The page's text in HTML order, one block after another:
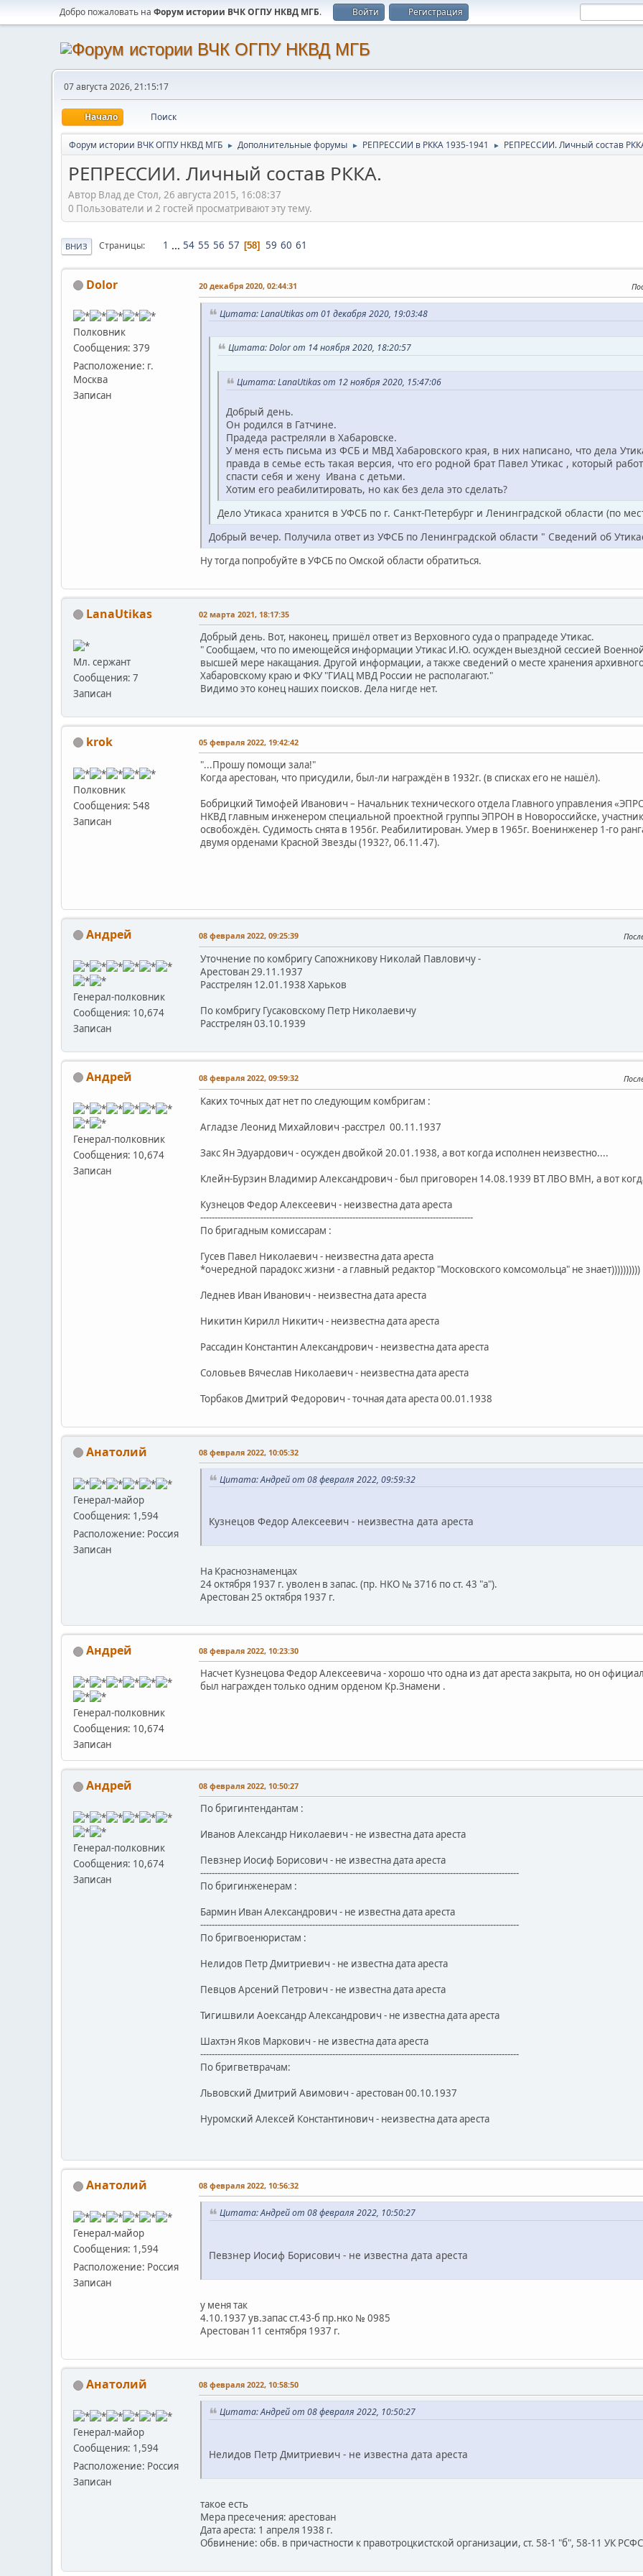
Добро пожаловать на Форум истории ВЧК ОГПУ НКВД МГБ. Войти Регистрация
07 августа 2026, 21:15:17
Начало Поиск
Форум истории ВЧК ОГПУ НКВД МГБ ► Дополнительные форумы ► РЕПРЕССИИ в РККА 1935-1941 ► РЕПРЕССИИ. Личный состав
РЕПРЕССИИ. Личный состав РККА.
Автор Влад де Стол, 26 августа 2015, 16:08:37
0 Пользователи и 2 гостей просматривают эту тему.
ВНИЗ Страницы 1 ... 54 55 56 57 58 59 60 61
Dolor
Полковник
Сообщения: 379
Расположение: г.
Москва
Записан
20 декабря 2020, 02:44:31
Цитата: LanaUtikas от 01 декабря 2020, 19:03:48
Цитата: Dolor от 14 ноября 2020, 18:20:57
Цитата: LanaUtikas от 12 ноября 2020, 15:47:06
Добрый день.
Он родился в Гатчине.
Прадеда растреляли в Хабаровске.
У меня есть письма из ФСБ и МВД Хабаровского края, в них написано, что дела
правда в семье есть такая версия, что его родной брат Павел Утикас , который
спасти себя и жену Ивана с детьми.
Хотим его реабилитировать, но как без дела это сделать?
Дело Утикаса хранится в УФСБ по г. Санкт-Петербург и Ленинградской области (по
Добрый вечер. Получила ответ из УФСБ по Ленинградской области " Сведений об
Ну тогда попробуйте в УФСБ по Омской области обратиться.
LanaUtikas
Мл. сержант
Сообщения: 7
Записан
02 марта 2021, 18:17:35
Добрый день. Вот, наконец, пришёл ответ из Верховного суда о прапрадеде Утикас.
" Сообщаем, что по имеющейся информации Утикас И.Ю. осужден выездной сессией
высшей мере накащания. Другой информации, а также сведений о месте хранения
Хабаровскому краю и ФКУ "ГИАЦ МВД России не располагают."
Видимо это конец наших поисков. Дела нигде нет.
krok
Полковник
Сообщения: 548
Записан
05 февраля 2022, 19:42:42
"...Прошу помощи зала!"
Когда арестован, что присудили, был-ли награждён в 1932г. (в списках его не нашёл).
Бобрицкий Тимофей Иванович – Начальник технического отдела Главного управления
НКВД главным инженером специальной проектной группы ЭПРОН в Новороссийске,
освобождён. Судимость снята в 1956г. Реабилитирован. Умер в 1965г. Военинженер 1-го
двумя орденами Красной Звезды (1932?, 06.11.47).
Андрей
Генерал-полковник
Сообщения: 10,674
Записан
08 февраля 2022, 09:25:39
Уточнение по комбригу Сапожникову Николай Павловичу -
Арестован 29.11.1937
Расстрелян 12.01.1938 Харьков
По комбригу Гусаковскому Петр Николаевичу
Расстрелян 03.10.1939
Андрей
Генерал-полковник
Сообщения: 10,674
Записан
08 февраля 2022, 09:59:32
Каких точных дат нет по следующим комбригам :
Агладзе Леонид Михайлович -расстрел 00.11.1937
Закс Ян Эдуардович - осужден двойкой 20.01.1938, а вот когда исполнен неизвестно....
Клейн-Бурзин Владимир Александрович - был приговорен 14.08.1939 ВТ ЛВО ВМН, а вот
Кузнецов Федор Алексеевич - неизвестна дата ареста
-----------------------------------------------------------------------------------------------
По бригадным комиссарам :
Гусев Павел Николаевич - неизвестна дата ареста
*очередной парадокс жизни - а главный редактор "Московского комсомольца" не знает))))))))))
Леднев Иван Иванович - неизвестна дата ареста
Никитин Кирилл Никитич - неизвестна дата ареста
Рассадин Константин Александрович - неизвестна дата ареста
Соловьев Вячеслав Николаевич - неизвестна дата ареста
Торбаков Дмитрий Федорович - точная дата ареста 00.01.1938
Анатолий
Генерал-майор
Сообщения: 1,594
Расположение: Россия
Записан
08 февраля 2022, 10:05:32
Цитата: Андрей от 08 февраля 2022, 09:59:32
Кузнецов Федор Алексеевич - неизвестна дата ареста
На Краснознаменцах
24 октября 1937 г. уволен в запас. (пр. НКО № 3716 по ст. 43 "а").
Арестован 25 октября 1937 г.
Андрей
Генерал-полковник
Сообщения: 10,674
Записан
08 февраля 2022, 10:23:30
Насчет Кузнецова Федор Алексеевича - хорошо что одна из дат ареста закрыта, но он
был награжден только одним орденом Кр.Знамени .
Андрей
Генерал-полковник
Сообщения: 10,674
Записан
08 февраля 2022, 10:50:27
По бригинтендантам :
Иванов Александр Николаевич - не известна дата ареста
Певзнер Иосиф Борисович - не известна дата ареста
---------------------------------------------------------------------------------------------------------------
По бригинженерам :
Бармин Иван Александрович - не известна дата ареста
---------------------------------------------------------------------------------------------------------------
По бригвоенюристам :
Нелидов Петр Дмитриевич - не известна дата ареста
Певцов Арсений Петрович - не известна дата ареста
Тигишвили Аоександр Александрович - не известна дата ареста
Шахтэн Яков Маркович - не известна дата ареста
---------------------------------------------------------------------------------------------------------------
По бригветврачам:
Львовский Дмитрий Авимович - арестован 00.10.1937
Нуромский Алексей Константинович - неизвестна дата ареста
Анатолий
Генерал-майор
Сообщения: 1,594
Расположение: Россия
Записан
08 февраля 2022, 10:56:32
Цитата: Андрей от 08 февраля 2022, 10:50:27
Певзнер Иосиф Борисович - не известна дата ареста
у меня так
4.10.1937 ув.запас ст.43-б пр.нко № 0985
Арестован 11 сентября 1937 г.
Анатолий
Генерал-майор
Сообщения: 1,594
Расположение: Россия
Записан
08 февраля 2022, 10:58:50
Цитата: Андрей от 08 февраля 2022, 10:50:27
Нелидов Петр Дмитриевич - не известна дата ареста
такое есть
Мера пресечения: арестован
Дата ареста: 1 апреля 1938 г.
Обвинение: обв. в причастности к правотроцкистской организации, ст. 58-1 "б", 58-11 УК